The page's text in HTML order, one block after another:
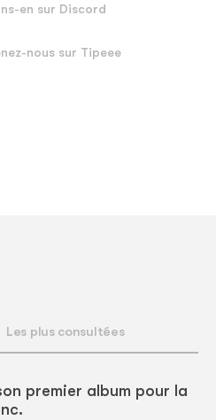
Les plus consultées
premier album pour la